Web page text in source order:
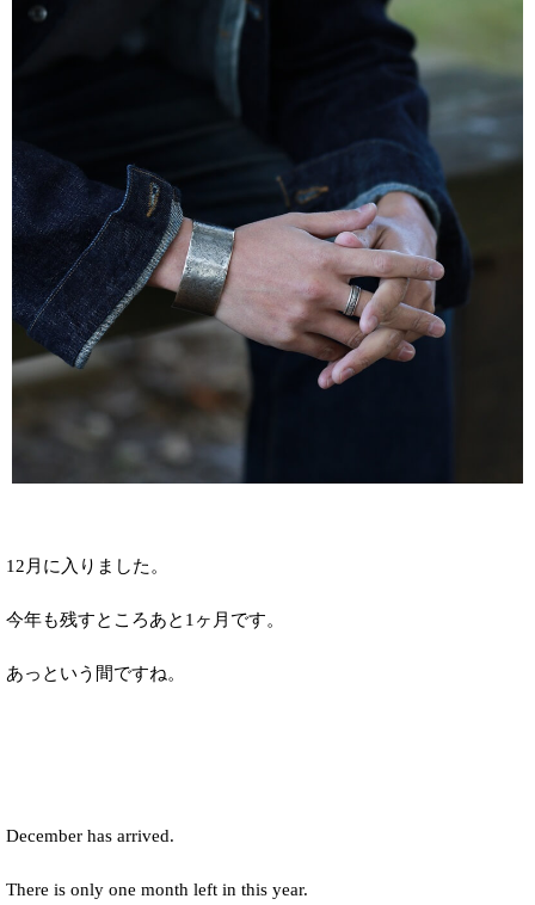
12月に入りました。
今年も残すところあと1ヶ月です。
あっという間ですね。
December has arrived.
There is only one month left in this year.